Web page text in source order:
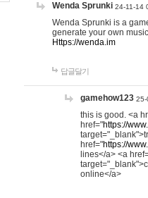
Wenda Sprunki 24-11-14
Wenda Sprunki is a
generate your own
Https://wenda.im
답글달기
gamehow123 25-
this is good. <a
href="https://
href="https://
lines</a> <a
online</a>